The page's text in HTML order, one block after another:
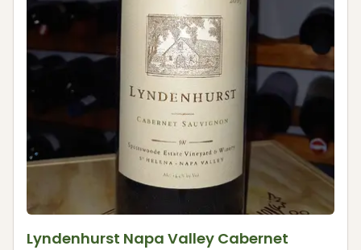
Lyndenhurst Napa Valley Cabernet